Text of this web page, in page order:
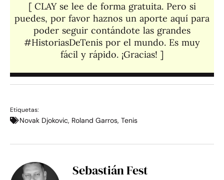
[ CLAY se lee de forma gratuita. Pero si
puedes, por favor haznos un aporte aquí para
poder seguir contándote las grandes
#HistoriasDeTenis por el mundo. Es muy
fácil y rápido. ¡Gracias! ]​
Etiquetas:
Novak Djokovic, Roland Garros, Tenis
Sebastián Fest